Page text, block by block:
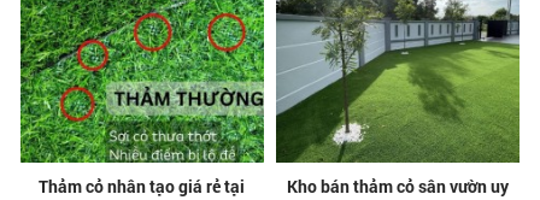
Thảm cỏ nhân tạo giá rẻ tại
Kho bán thảm cỏ sân vườn uy